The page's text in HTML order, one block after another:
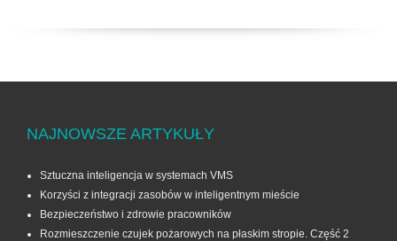
NAJNOWSZE ARTYKUŁY
Sztuczna inteligencja w systemach VMS
Korzyści z integracji zasobów w inteligentnym mieście
Bezpieczeństwo i zdrowie pracowników
Rozmieszczenie czujek pożarowych na płaskim stropie. Część 2